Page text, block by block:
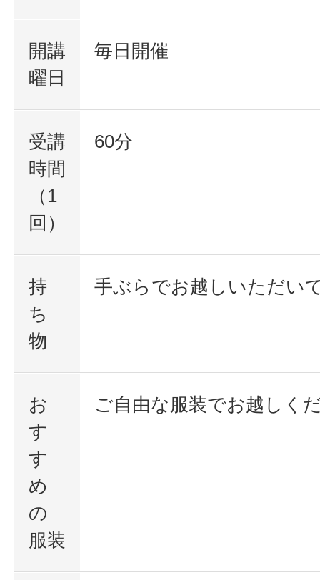
開講
曜日
毎日開催
受講
時間
（1
回）
60分
持
ち
物
手ぶらでお越しいただい
お
す
す
め
の
服装
ご自由な服装でお越しく